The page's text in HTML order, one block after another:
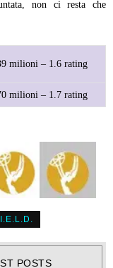
non ci resta che
milioni – 1.6 rating
milioni – 1.7 rating
POSTS